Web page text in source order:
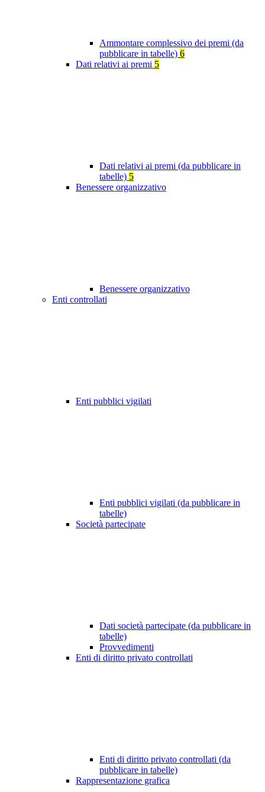
Ammontare complessivo dei premi (da
pubblicare in tabelle) 6
Dati relativi ai premi 5
Dati relativi ai premi (da pubblicare in
tabelle) 5
Benessere organizzativo
Benessere organizzativo
Enti controllati
Enti pubblici vigilati
Enti pubblici vigilati (da pubblicare in
tabelle)
Società partecipate
Dati società partecipate (da pubblicare in
tabelle)
Provvedimenti
Enti di diritto privato controllati
Enti di diritto privato controllati (da
pubblicare in tabelle)
Rappresentazione grafica